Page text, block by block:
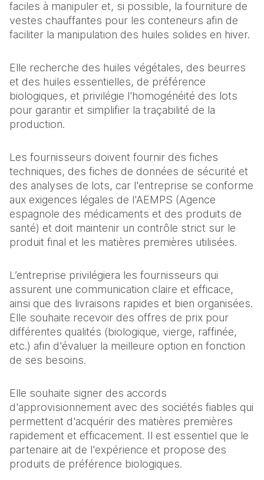
faciles à manipuler et, si possible, la fourniture de
vestes chauffantes pour les conteneurs afin de
faciliter la manipulation des huiles solides en hiver.
Elle recherche des huiles végétales, des beurres
et des huiles essentielles, de préférence
biologiques, et privilégie l'homogénéité des lots
pour garantir et simplifier la traçabilité de la
production.
Les fournisseurs doivent fournir des fiches
techniques, des fiches de données de sécurité et
des analyses de lots, car l'entreprise se conforme
aux exigences légales de l'AEMPS (Agence
espagnole des médicaments et des produits de
santé) et doit maintenir un contrôle strict sur le
produit final et les matières premières utilisées.
L’entreprise privilégiera les fournisseurs qui
assurent une communication claire et efficace,
ainsi que des livraisons rapides et bien organisées.
Elle souhaite recevoir des offres de prix pour
différentes qualités (biologique, vierge, raffinée,
etc.) afin d'évaluer la meilleure option en fonction
de ses besoins.
Elle souhaite signer des accords
d'approvisionnement avec des sociétés fiables qui
permettent d'acquérir des matières premières
rapidement et efficacement. Il est essentiel que le
partenaire ait de l'expérience et propose des
produits de préférence biologiques.